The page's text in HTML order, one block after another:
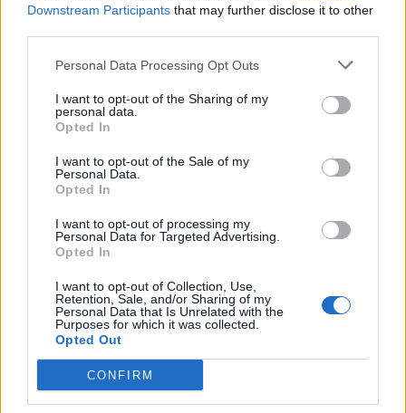
Downstream Participants that may further disclose it to other
Personal Data Processing Opt Outs
I want to opt-out of the Sharing of my
personal data.
Opted In
I want to opt-out of the Sale of my
Personal Data.
Opted In
I want to opt-out of processing my
Personal Data for Targeted Advertising.
Opted In
I want to opt-out of Collection, Use,
Retention, Sale, and/or Sharing of my
Personal Data that Is Unrelated with the
Purposes for which it was collected.
Opted Out
CONFIRM
Πρωινή